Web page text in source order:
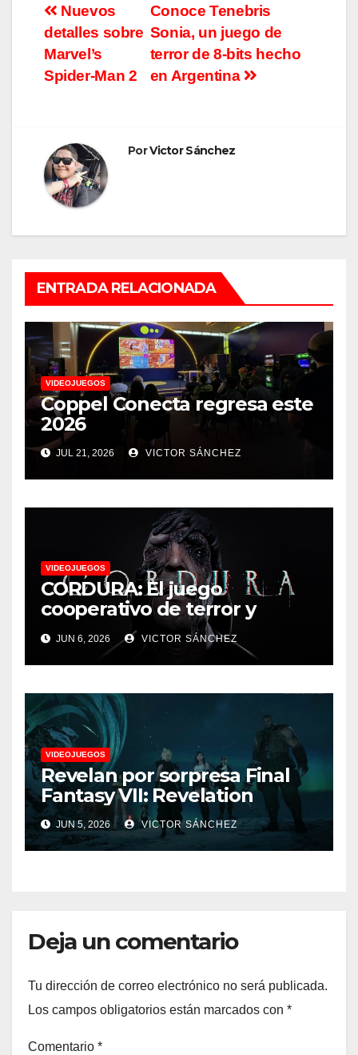
Navegación
de
entradas
Conoce Tenebris
Sonia, un juego de
terror de 8-bits hecho
en Argentina
Nuevos
detalles sobre
Marvel’s
Spider-Man 2
PorVictor Sánchez
ENTRADA RELACIONADA
VIDEOJUEGOS
Coppel Conecta regresa este
2026
JUL 21, 2026 VICTOR SÁNCHEZ
VIDEOJUEGOS
CORDURA: El juego
cooperativo de terror y
supervivencia AA presenta
su tráiler de jugabilidad en
Future Game Show
JUN 6, 2026 VICTOR SÁNCHEZ
VIDEOJUEGOS
Revelan por sorpresa Final
Fantasy VII: Revelation
JUN 5, 2026 VICTOR SÁNCHEZ
Deja un comentario
Tu dirección de correo electrónico no será publicada.
Los campos obligatorios están marcados con *
Comentario *